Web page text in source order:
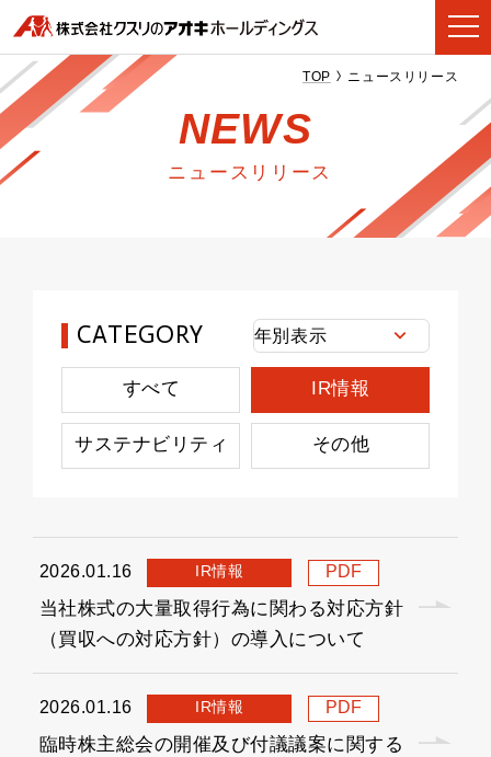
NEWS
ニュースリリース
TOP ニュースリリース
CATEGORY
すべて IR情報
サステナビリティ その他
2026.01.16 IR情報 PDF
当社株式の大量取得行為に関わる対応方針
（買収への対応方針）の導入について
2026.01.16 IR情報 PDF
臨時株主総会の開催及び付議議案に関する